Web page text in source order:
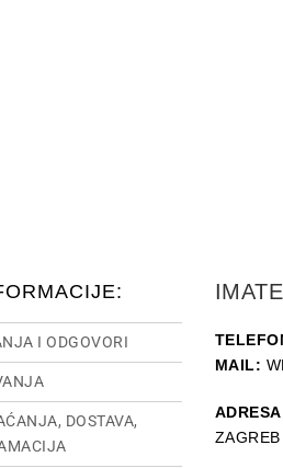
I ODGOVORI
DOSTAVA,
MAIL:
ZAGREB